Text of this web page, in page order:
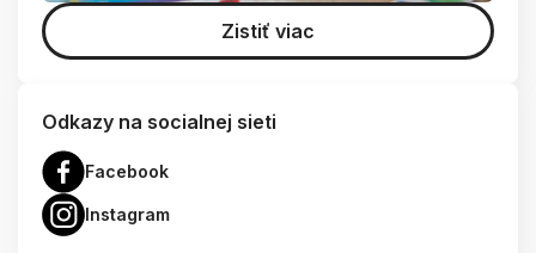
Zistiť viac
Odkazy na socialnej sieti
Facebook
Instagram